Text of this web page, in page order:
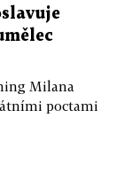
Milana
poctami